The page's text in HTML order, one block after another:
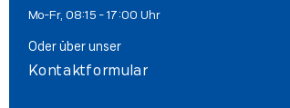
Mo-Fr, 08:15 - 17:00 Uhr
Oder über unser
Kontaktformular